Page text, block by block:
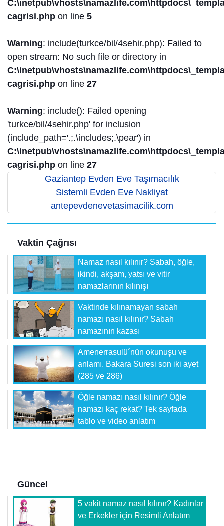
cagrisi.php on line 5
Warning: include(turkce/bil/4sehir.php): Failed to
open stream: No such file or directory in
cagrisi.php on line 27
Warning: include(): Failed opening
'turkce/bil/4sehir.php' for inclusion
(include_path='.;.\includes;.\pear') in
cagrisi.php on line 27
Gaziantep Evden Eve Taşımacılık
Sistemli Evden Eve Nakliyat
antepevdenevetasimacilik.com
Vaktin Çağrısı
Namaz nasıl kılınır? Sabah, öğle,
ikindi, akşam, yatsı ve vitir
namazlarının kılınışı
Vaktinde kılınamayan sabah
namazı nasıl kılınır? Sabah
namazının kazası
Amenerrasulü´nün okunuşu ve
anlamı. Bakara Suresi son iki ayet
(285 ve 286)
Öğle namazı nasıl kılınır? Öğle
namazı kaç rekat? Tek sayfada
tablo ve video anlatım
Güncel
5 vakit namaz nasıl kılınır? Kadınlar
ve Erkekler için Resimli Anlatım